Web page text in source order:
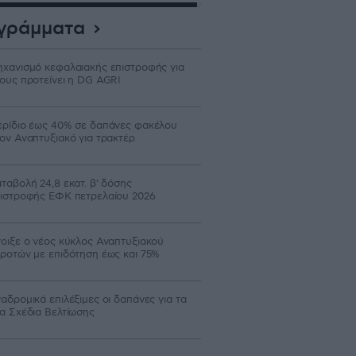
κεφαλαιακής επιστροφής για
προτείνει η DG AGRI
έως 40% σε δαπάνες φακέλου
Αναπτυξιακό για τρακτέρ
24,8 εκατ. β’ δόσης
ΕΦΚ πετρελαίου 2026
ο νέος κύκλος Αναπτυξιακού
με επιδότηση έως και 75%
επιλέξιμες οι δαπάνες για τα
Σχέδια Βελτίωσης